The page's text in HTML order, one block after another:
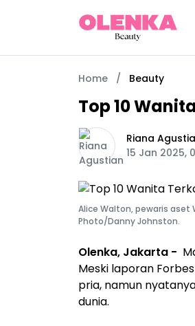
Home / Beauty
Top 10
Riana
15 Jan 2025,
Alice Walton, pewaris aset
Photo/Danny Johnston.
Olenka, Jakarta -
Meski laporan
pria, namun
dunia.